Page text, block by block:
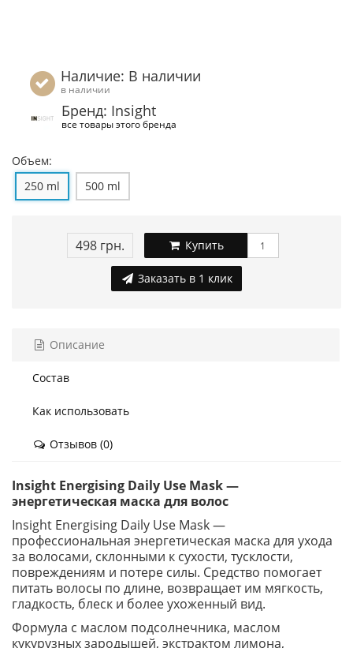
Наличие: В наличии
в наличии
Бренд: Insight
все товары этого бренда
Объем:
250 ml
500 ml
498 грн. Купить
Заказать в 1 клик
Описание
Состав
Как использовать
Отзывов (0)
Insight Energising Daily Use Mask —
энергетическая маска для волос
Insight Energising Daily Use Mask —
профессиональная энергетическая маска для ухода
за волосами, склонными к сухости, тусклости,
повреждениям и потере силы. Средство помогает
питать волосы по длине, возвращает им мягкость,
гладкость, блеск и более ухоженный вид.
Формула с маслом подсолнечника, маслом
кукурузных зародышей, экстрактом лимона,